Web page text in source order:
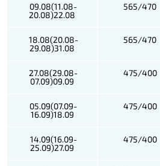
09.08(11.08-
20.08)22.08
565/470
18.08(20.08-
29.08)31.08
565/470
27.08(29.08-
07.09)09.09
475/400
05.09(07.09-
16.09)18.09
475/400
14.09(16.09-
25.09)27.09
475/400